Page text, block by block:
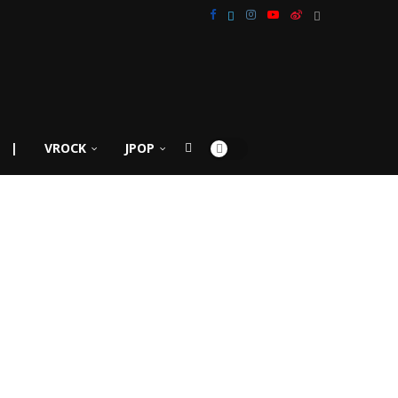
| VROCK JPOP